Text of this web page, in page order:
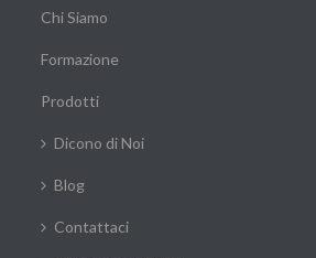
Chi Siamo
Formazione
Prodotti
Dicono di Noi
Blog
Contattaci